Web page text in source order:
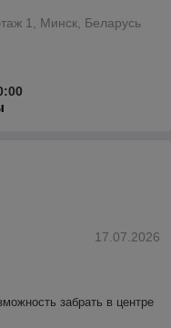
1, Минск, Беларусь
17.07.2026
забрать в центре